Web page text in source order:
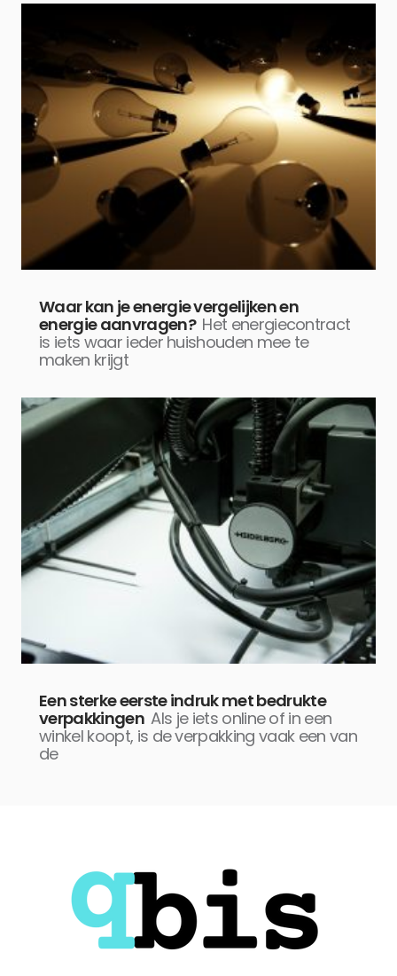
Waar kan je energie vergelijken en
energie aanvragen? Het energiecontract
is iets waar ieder huishouden mee te
maken krijgt
Een sterke eerste indruk met bedrukte
verpakkingen Als je iets online of in een
winkel koopt, is de verpakking vaak een van
de